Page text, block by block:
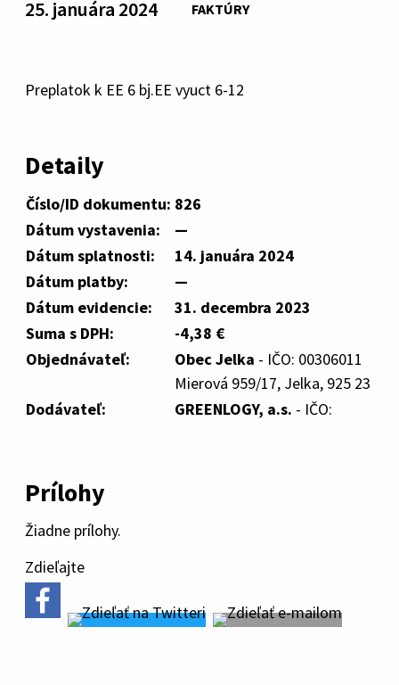
25. januára 2024 FAKTÚRY
Preplatok k EE 6 bj.EE vyuct 6-12
Detaily
Číslo/ID dokumentu: 826
Dátum vystavenia:
—
Dátum splatnosti:
14. januára 2024
Dátum platby:
—
Dátum evidencie:
31. decembra 2023
Suma s DPH:
-4,38 €
Objednávateľ:
Obec Jelka - IČO: 00306011
Mierová 959/17, Jelka, 925 23
Dodávateľ:
GREENLOGY, a.s. - IČO:
Prílohy
Žiadne prílohy.
Zdieľajte